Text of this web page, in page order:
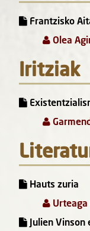
Frantzisko
Olea
Iritziak
Hauts zuria
Urteaga
Julien